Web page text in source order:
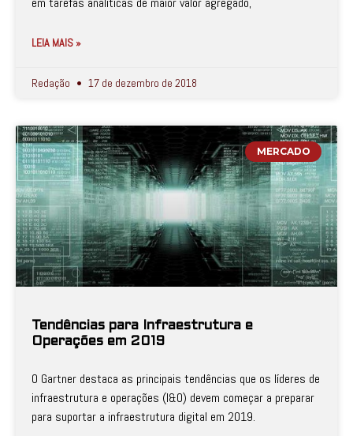
LEIA MAIS »
Redação 17 de dezembro de 2018
MERCADO
Tendências para Infraestrutura e
Operações em 2019
O Gartner destaca as principais tendências que os líderes de
infraestrutura e operações (I&O) devem começar a preparar
para suportar a infraestrutura digital em 2019.